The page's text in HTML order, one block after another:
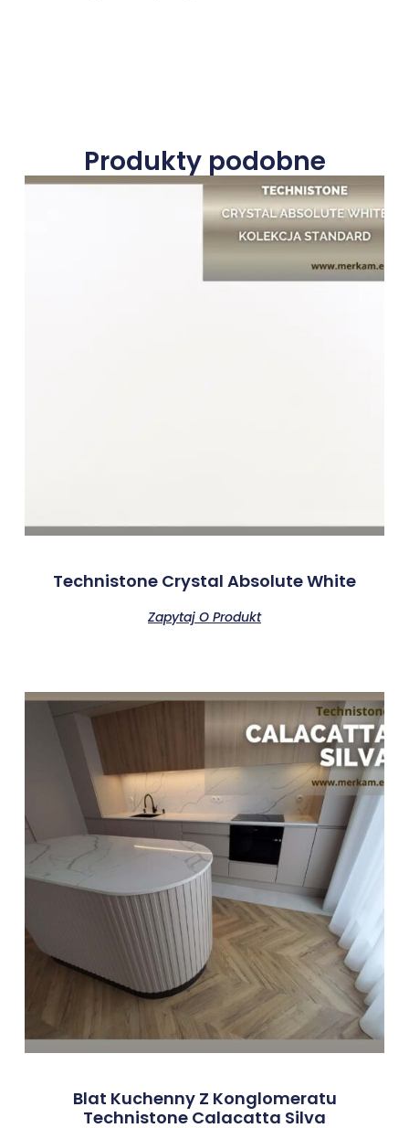
Produkty podobne
Technistone Crystal Absolute White
Zapytaj O Produkt
Blat Kuchenny Z Konglomeratu
Technistone Calacatta Silva